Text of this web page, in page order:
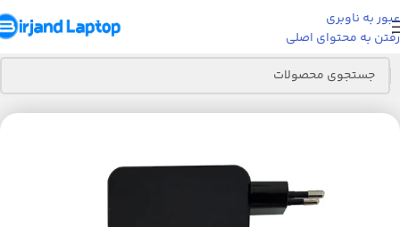
عبور به ناوبری
رفتن به محتوای اصلی
خانه قطعات لپ تاپ